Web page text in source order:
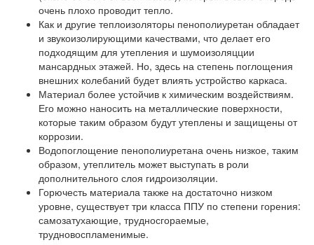
очень плохо проводит тепло.
Как и другие теплоизоляторы пенополиуретан обладает
и звукоизолирующими качествами, что делает его
подходящим для утепления и шумоизоляцции
мансардных этажей. Но, здесь на степень поглощения
внешних колебаний будет влиять устройство каркаса.
Материал более устойчив к химическим воздействиям.
Его можно наносить на металлические поверхности,
которые таким образом будут утеплены и защищены от
коррозии.
Водопоглощение пенополиуретана очень низкое, таким
образом, утеплитель может выступать в роли
дополнительного слоя гидроизоляции.
Горючесть материала также на достаточно низком
уровне, существует три класса ППУ по степени горения:
самозатухающие, трудносгораемые,
трудновоспламенимые.